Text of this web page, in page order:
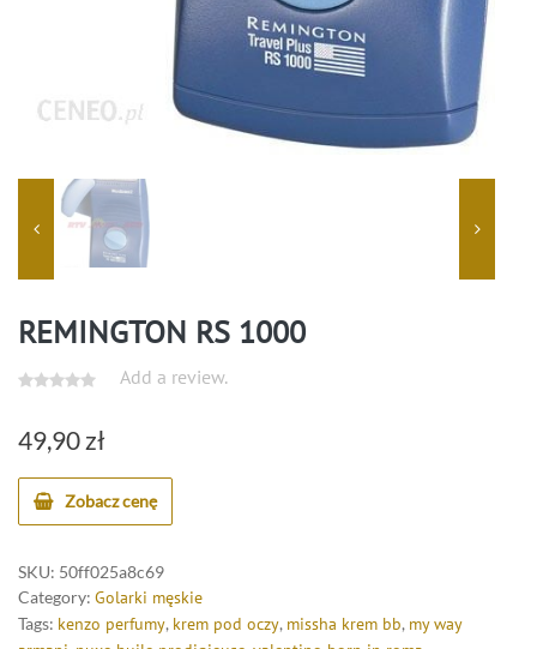
REMINGTON RS 1000
Add a review.
49,90 zł
Zobacz cenę
SKU: 50ff025a8c69
Category: Golarki męskie
Tags: kenzo perfumy, krem pod oczy, missha krem bb, my way